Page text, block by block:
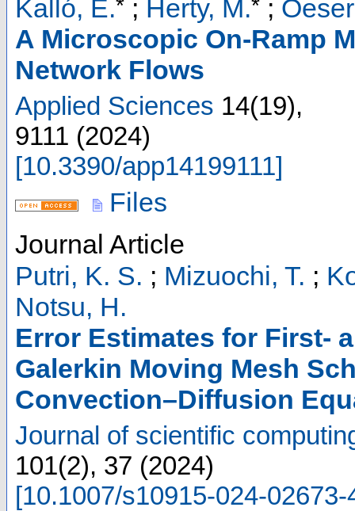
Kalló, E. ; Herty, M. ;
A Microscopic On-Ramp
Network Flows
Applied Sciences 14(19),
9111 (2024)
[10.3390/app14199111]
Files
Journal Article
Putri, K. S. ; Mizuochi, T. ;
Notsu, H.
Error Estimates for First-
Galerkin Moving Mesh
Convection–Diffusion
Journal of scientific
101(2), 37 (2024)
[10.1007/s10915-024-02673-